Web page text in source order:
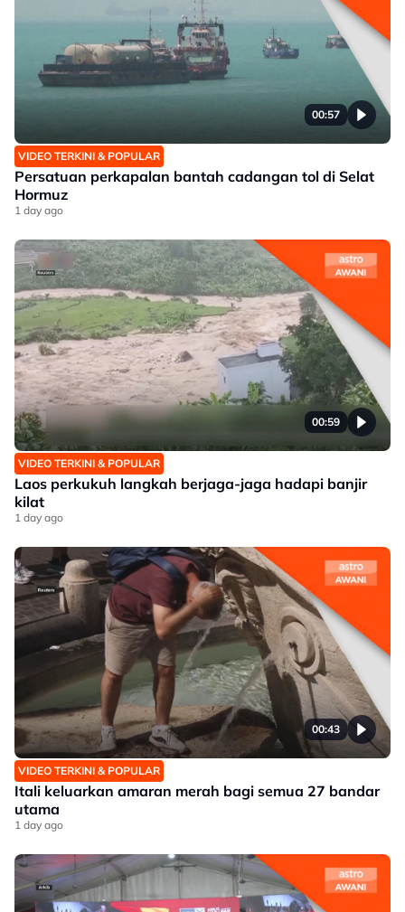
00:57
VIDEO TERKINI & POPULAR
Persatuan perkapalan bantah cadangan tol di Selat
Hormuz
1 day ago
00:59
VIDEO TERKINI & POPULAR
Laos perkukuh langkah berjaga-jaga hadapi banjir
kilat
1 day ago
00:43
VIDEO TERKINI & POPULAR
Itali keluarkan amaran merah bagi semua 27 bandar
utama
1 day ago